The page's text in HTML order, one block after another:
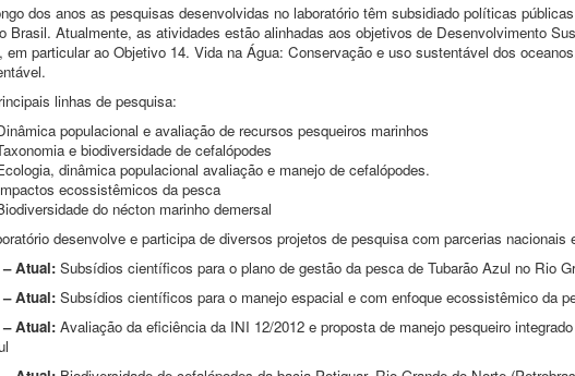
dos anos as pesquisas desenvolvidas no laboratório têm subsidiado políticas
Brasil. Atualmente, as atividades estão alinhadas aos objetivos de Desenvolvimento
em particular ao Objetivo 14. Vida na Água: Conservação e uso sustentável dos
linhas de pesquisa:
populacional e avaliação de recursos pesqueiros marinhos
e biodiversidade de cefalópodes
dinâmica populacional avaliação e manejo de cefalópodes.
ecossistêmicos da pesca
do nécton marinho demersal
desenvolve e participa de diversos projetos de pesquisa com parcerias nacionais
– Atual: Subsídios científicos para o plano de gestão da pesca de Tubarão Azul no Rio
– Atual: Subsídios científicos para o manejo espacial e com enfoque ecossistêmico da
– Atual: Avaliação da eficiência da INI 12/2012 e proposta de manejo pesqueiro